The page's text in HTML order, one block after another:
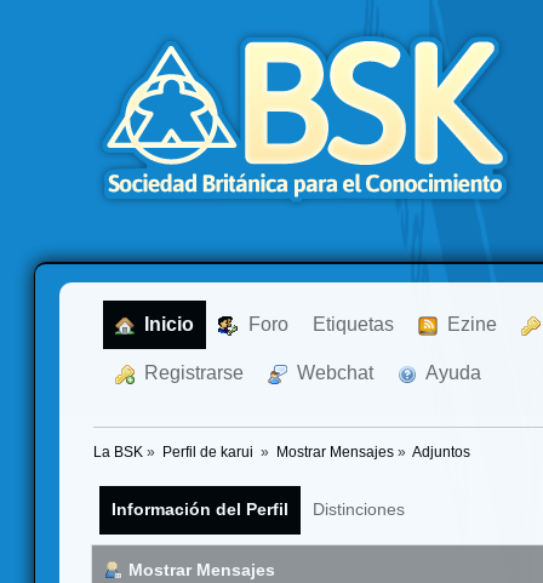
Inicio Foro Etiquetas Ezine
Registrarse Webchat Ayuda
La BSK » Perfil de karui » Mostrar Mensajes» Adjuntos
Información del Perfil Distinciones
Mostrar Mensajes